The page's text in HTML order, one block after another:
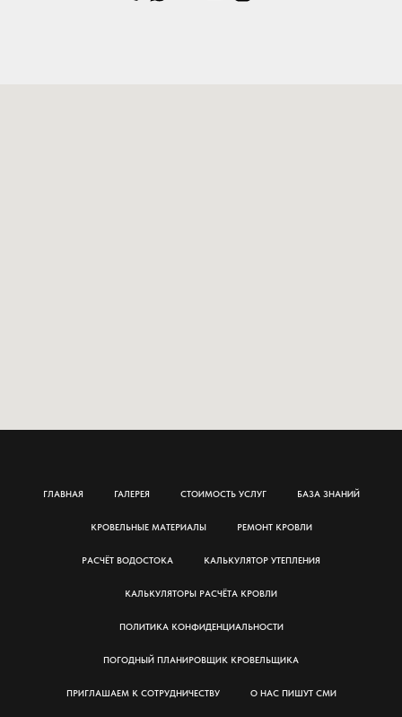
ГЛАВНАЯ ГАЛЕРЕЯ СТОИМОСТЬ УСЛУГ БАЗА ЗНАНИЙ
КРОВЕЛЬНЫЕ МАТЕРИАЛЫ РЕМОНТ КРОВЛИ
РАСЧЁТ ВОДОСТОКА КАЛЬКУЛЯТОР УТЕПЛЕНИЯ
КАЛЬКУЛЯТОРЫ РАСЧЁТА КРОВЛИ
ПОЛИТИКА КОНФИДЕНЦИАЛЬНОСТИ
ПОГОДНЫЙ ПЛАНИРОВЩИК КРОВЕЛЬЩИКА
ПРИГЛАШАЕМ К СОТРУДНИЧЕСТВУ О НАС ПИШУТ СМИ